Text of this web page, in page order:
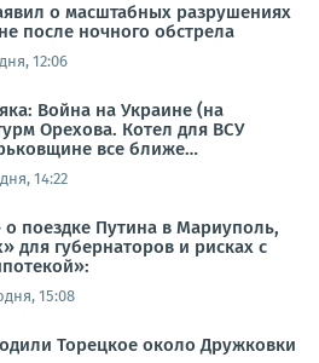
о масштабных разрушениях
после ночного обстрела
12:06
Война на Украине (на
Орехова. Котел для ВСУ
все ближе…
14:22
поездке Путина в Мариуполь,
для губернаторов и рисках с
15:08
Торецкое около Дружковки